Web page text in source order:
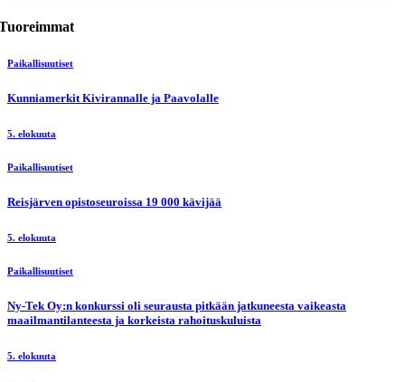
Paikallisuutiset
Kunniamerkit Kivirannalle ja Paavolalle
5. elokuuta
Paikallisuutiset
Reisjärven opistoseuroissa 19 000 kävijää
5. elokuuta
Paikallisuutiset
Ny-Tek Oy:n konkurssi oli seurausta pitkään jatkuneesta vaikeasta
maailmantilanteesta ja korkeista rahoituskuluista
5. elokuuta